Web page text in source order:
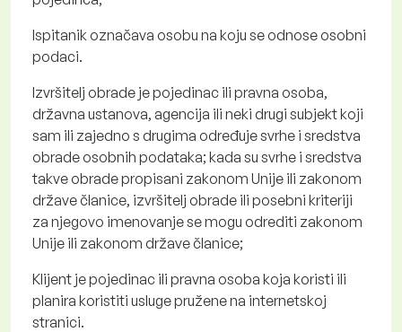
Ispitanik označava osobu na koju se odnose osobni
podaci.
Izvršitelj obrade je pojedinac ili pravna osoba,
državna ustanova, agencija ili neki drugi subjekt koji
sam ili zajedno s drugima određuje svrhe i sredstva
obrade osobnih podataka; kada su svrhe i sredstva
takve obrade propisani zakonom Unije ili zakonom
države članice, izvršitelj obrade ili posebni kriteriji
za njegovo imenovanje se mogu odrediti zakonom
Unije ili zakonom države članice;
Klijent je pojedinac ili pravna osoba koja koristi ili
planira koristiti usluge pružene na internetskoj
stranici.